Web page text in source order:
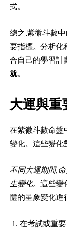
式。
總之,紫微斗數中
要指標。分析化
合自己的學習計
就。
大運與重
在紫微斗數命盤
變化。這些變化
不同大運期間,
生變化。 這些變
體的星象變化進
在考試或重